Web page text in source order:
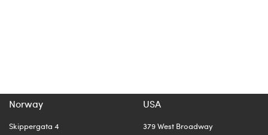
Norway
Skippergata 4
USA
379 West Broadway